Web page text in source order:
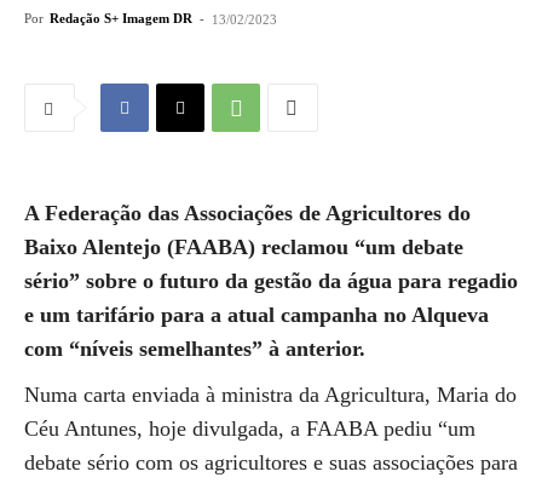
Por Redação S+ Imagem DR - 13/02/2023
A Federação das Associações de Agricultores do
Baixo Alentejo (FAABA) reclamou “um debate
sério” sobre o futuro da gestão da água para regadio
e um tarifário para a atual campanha no Alqueva
com “níveis semelhantes” à anterior.
Numa carta enviada à ministra da Agricultura, Maria do
Céu Antunes, hoje divulgada, a FAABA pediu “um
debate sério com os agricultores e suas associações para